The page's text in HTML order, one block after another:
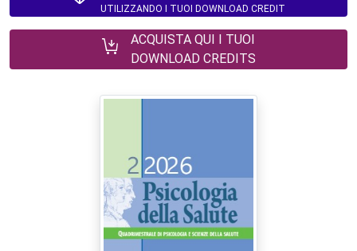
UTILIZZANDO I TUOI DOWNLOAD CREDIT
ACQUISTA QUI I TUOI
DOWNLOAD CREDITS